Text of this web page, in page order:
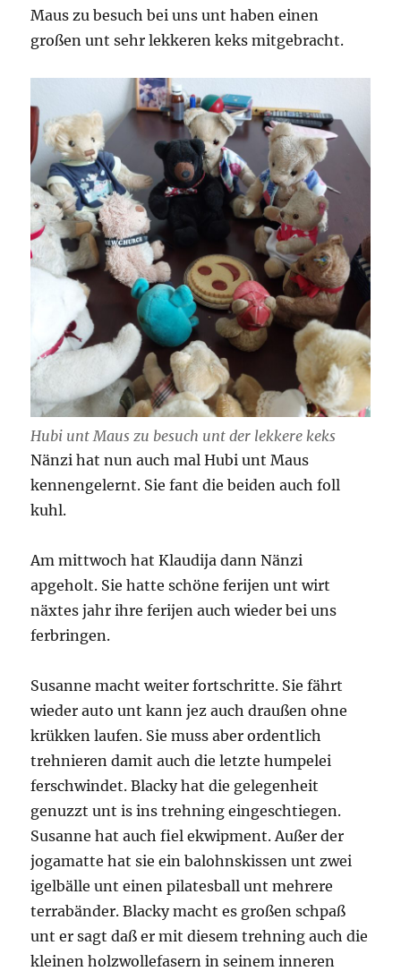
Maus zu besuch bei uns unt haben einen
großen unt sehr lekkeren keks mitgebracht.
Hubi unt Maus zu besuch unt der lekkere keks
Nänzi hat nun auch mal Hubi unt Maus
kennengelernt. Sie fant die beiden auch foll
kuhl.
Am mittwoch hat Klaudija dann Nänzi
apgeholt. Sie hatte schöne ferijen unt wirt
näxtes jahr ihre ferijen auch wieder bei uns
ferbringen.
Susanne macht weiter fortschritte. Sie fährt
wieder auto unt kann jez auch draußen ohne
krükken laufen. Sie muss aber ordentlich
trehnieren damit auch die letzte humpelei
ferschwindet. Blacky hat die gelegenheit
genuzzt unt is ins trehning eingeschtiegen.
Susanne hat auch fiel ekwipment. Außer der
jogamatte hat sie ein balohnskissen unt zwei
igelbälle unt einen pilatesball unt mehrere
terrabänder. Blacky macht es großen schpaß
unt er sagt daß er mit diesem trehning auch die
kleinen holzwollefasern in seinem inneren